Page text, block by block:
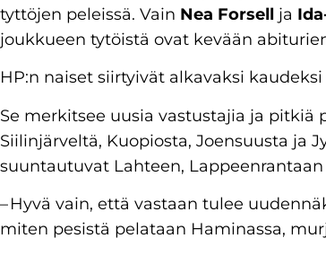
tyttöjen peleissä. Vain Nea Forsell ja
joukkueen tytöistä ovat kevään
HP:n naiset siirtyivät alkavaksi
Se merkitsee uusia vastustajia ja pitkiä
Siilinjärveltä, Kuopiosta, Joensuusta ja
suuntautuvat Lahteen,
– Hyvä vain, että vastaan tulee
miten pesistä pelataan Haminassa,